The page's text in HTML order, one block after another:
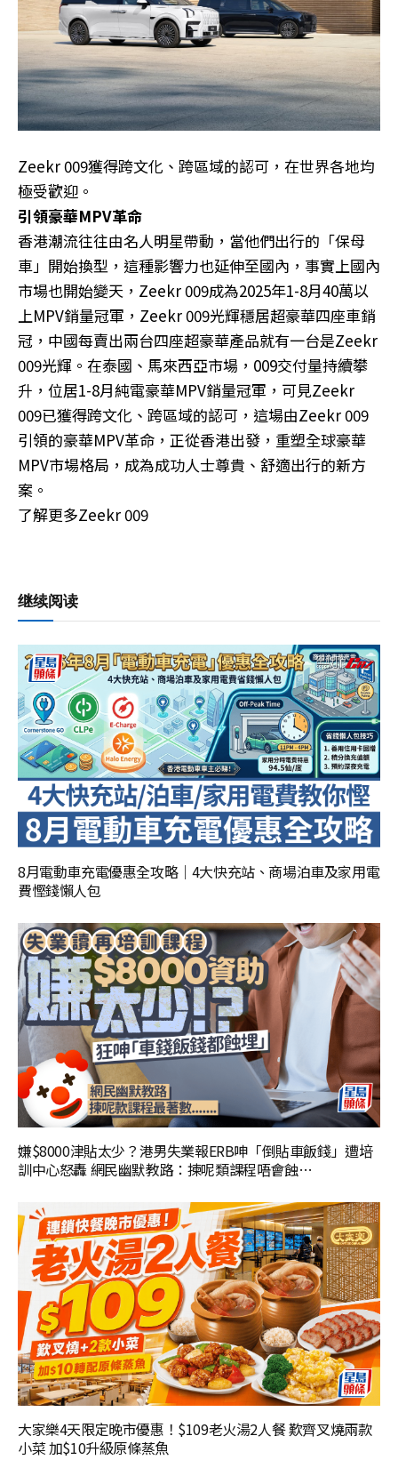
Zeekr 009獲得跨文化、跨區域的認可，在世界各地均
極受歡迎。
引領豪華MPV革命
香港潮流往往由名人明星帶動，當他們出行的「保母
車」開始換型，這種影響力也延伸至國內，事實上國內
市場也開始變天，Zeekr 009成為2025年1-8月40萬以
上MPV銷量冠軍，Zeekr 009光輝穩居超豪華四座車銷
冠，中國每賣出兩台四座超豪華產品就有一台是Zeekr
009光輝。在泰國、馬來西亞市場，009交付量持續攀
升，位居1-8月純電豪華MPV銷量冠軍，可見Zeekr
009已獲得跨文化、跨區域的認可，這場由Zeekr 009
引領的豪華MPV革命，正從香港出發，重塑全球豪華
MPV市場格局，成為成功人士尊貴、舒適出行的新方
案。
了解更多Zeekr 009
继续阅读
8月電動車充電優惠全攻略｜4大快充站、商場泊車及家用電
費慳錢懶人包
嫌$8000津貼太少？港男失業報ERB呻「倒貼車飯錢」遭培
訓中心怒轟 網民幽默教路：揀呢類課程唔會蝕…
大家樂4天限定晚市優惠！$109老火湯2人餐 歎齊叉燒兩款
小菜 加$10升級原條蒸魚